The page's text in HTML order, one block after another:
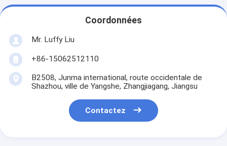
Coordonnées
Mr. Luffy Liu
+86-15062512110
B2508, Junma international, route occidentale de
Shazhou, ville de Yangshe, Zhangjiagang, Jiangsu
Contactez